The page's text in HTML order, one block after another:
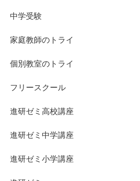
中学受験
家庭教師のトライ
個別教室のトライ
フリースクール
進研ゼミ高校講座
進研ゼミ中学講座
進研ゼミ小学講座